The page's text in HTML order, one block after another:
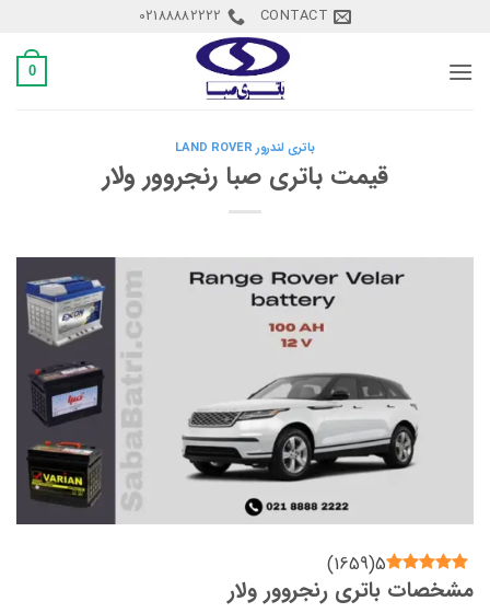
content
CONTACT
02188882222
0
باتری لندرور LAND ROVER
قیمت باتری صبا رنجروور ولار
5
(
1659
)
مشخصات باتری رنجروور ولار